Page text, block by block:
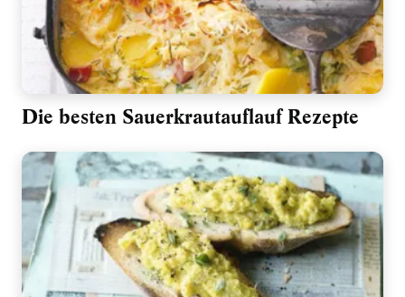
Die besten Sauerkrautauflauf Rezepte